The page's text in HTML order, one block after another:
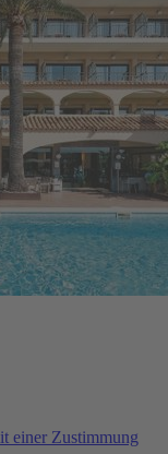
einer Zustimmung